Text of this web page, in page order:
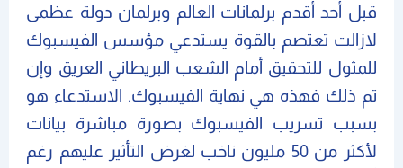
قبل أحد أقدم برلمانات العالم وبرلمان دولة عظمى
لازالت تعتصم بالقوة يستدعي مؤسس الفيسبوك
للمثول للتحقيق أمام الشعب البريطاني العريق وإن
تم ذلك فهذه هي نهاية الفيسبوك. الاستدعاء هو
بسبب تسريب الفيسبوك بصورة مباشرة بيانات
لأكثر من 50 مليون ناخب لغرض التأثير عليهم رغم